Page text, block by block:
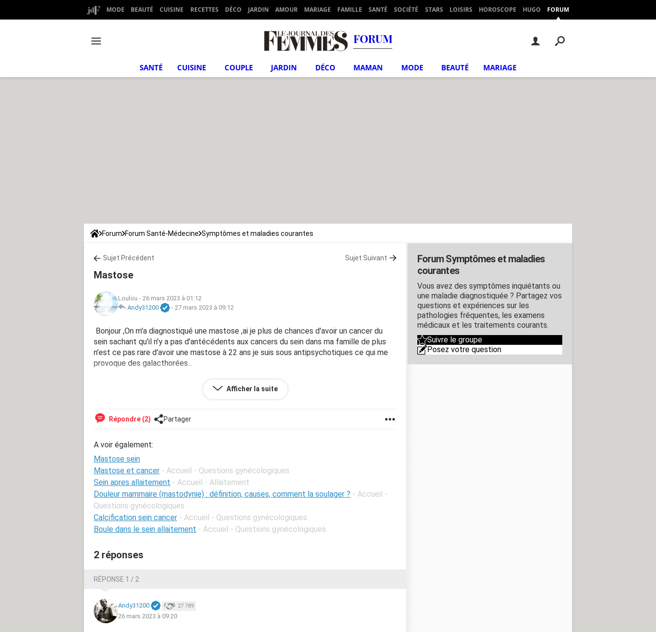
MODE BEAUTÉ CUISINE RECETTES DÉCO JARDIN AMOUR MARIAGE FAMILLE SANTÉ SOCIÉTÉ STARS LOISIRS HOROSCOPE HUGO FORUM
FORUM
SANTÉ CUISINE COUPLE JARDIN DÉCO MAMAN MODE BEAUTÉ MARIAGE
Forum Forum Santé-Médecine Symptômes et maladies courantes
Sujet Précédent Sujet Suivant
Mastose
Loulou - 26 mars 2023 à 01:12
Andy31200
- 27 mars 2023 à 09:12
Bonjour ,On m'a diagnostiqué une mastose ,ai je plus de chances d'avoir un cancer du
sein sachant qu'il n'y a pas d'antécédents aux cancers du sein dans ma famille de plus
n'est ce pas rare d'avoir une mastose à 22 ans je suis sous antipsychotiques ce qui me
provoque des galacthorées...
Afficher la suite
Répondre (2) Partager
A voir également:
Mastose sein
Mastose et cancer - Accueil - Questions gynécologiques
Sein apres allaitement - Accueil - Allaitement
Douleur mammaire (mastodynie) : définition, causes, comment la soulager ? - Accueil -
Questions gynécologiques
Calcification sein cancer - Accueil - Questions gynécologiques
Boule dans le sein allaitement - Accueil - Questions gynécologiques
2 réponses
RÉPONSE 1 / 2
Andy31200 27 789
26 mars 2023 à 09:20
Forum Symptômes et maladies
courantes
Vous avez des symptômes inquiétants ou
une maladie diagnostiquée ? Partagez vos
questions et expériences sur les
pathologies fréquentes, les examens
médicaux et les traitements courants.
Suivre le groupe
Posez votre question